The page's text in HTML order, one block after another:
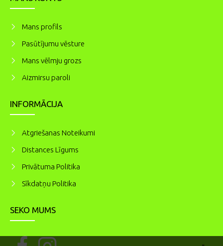
Mans profils
Pasūtījumu vēsture
Mans vēlmju grozs
Aizmirsu paroli
INFORMĀCIJA
Atgriešanas Noteikumi
Distances Līgums
Privātuma Politika
Sīkdatņu Politika
SEKO MUMS